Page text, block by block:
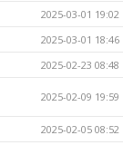
2025-03-01 19:02
2025-03-01 18:46
2025-02-23 08:48
2025-02-09 19:59
2025-02-05 08:52